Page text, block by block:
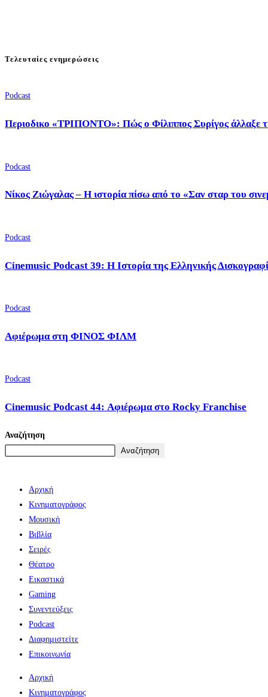
Τελευταίες ενημερώσεις
Podcast
Περιοδικο «ΤΡΙΠΟΝΤΟ»: Πώς ο Φίλιππος Συρίγος άλλαξε
Podcast
Νίκος Ζιώγαλας – Η ιστορία πίσω από το «Σαν σταρ του
Podcast
Cinemusic Podcast 39: Η Ιστορία της Ελληνικής
Podcast
Αφιέρωμα στη ΦΙΝΟΣ ΦΙΛΜ
Podcast
Cinemusic Podcast 44: Αφιέρωμα στο Rocky Franchise
Αναζήτηση
Αναζήτηση
Αρχική
Κινηματογράφος
Μουσική
Βιβλία
Σειρές
Θέατρο
Εικαστικά
Gaming
Συνεντεύξεις
Podcast
Διαφημιστείτε
Επικοινωνία
Αρχική
Κινηματογράφος